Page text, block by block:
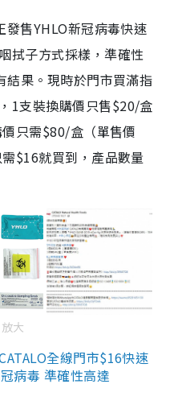
發售YHLO新冠病毒快速
拭子方式採樣，準確性
果。現時於門市買滿指
1支裝換購價只售$20/盒
價只需$80/盒（單售價
$16就買到，產品數量
大
全線門市$16快速
病毒 準確性高達